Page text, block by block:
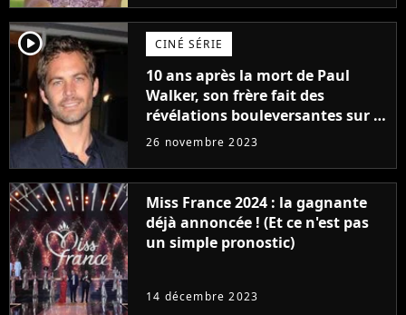
player2 CINÉ SÉRIE
10 ans après la mort de Paul
Walker, son frère fait des
révélations bouleversantes sur la
réaction des acteurs de Fast and
26 novembre 2023
Miss France 2024 : la gagnante
déjà annoncée ! (Et ce n'est pas
un simple pronostic)
14 décembre 2023